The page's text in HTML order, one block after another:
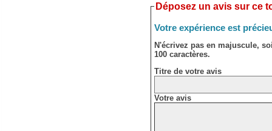
Déposez un avis sur ce
Votre expérience est
N'écrivez pas en majuscule,
100 caractères.
Titre de votre avis
Votre avis